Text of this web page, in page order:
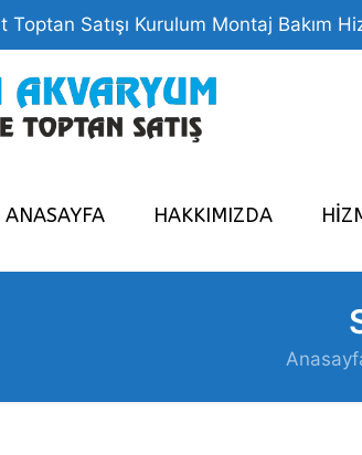
Satışı Kurulum Montaj Bakım
ANASAYFA HAKKIMIZDA